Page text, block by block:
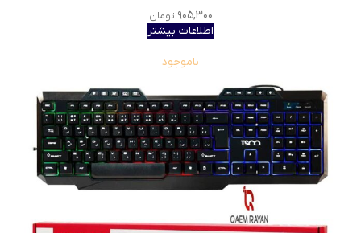
۹۰۵,۳۰۰ تومان
اطلاعات بیشتر
ناموجود